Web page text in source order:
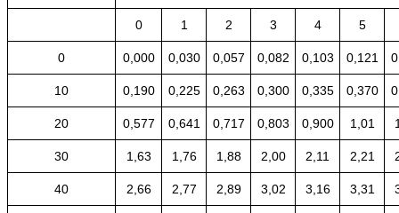
0 1 2 3 4 5
0 0,000 0,030 0,057 0,082 0,103 0,121
10 0,190 0,225 0,263 0,300 0,335 0,370
20 0,577 0,641 0,717 0,803 0,900 1,01
30 1,63 1,76 1,88 2,00 2,11 2,21
40 2,66 2,77 2,89 3,02 3,16 3,31